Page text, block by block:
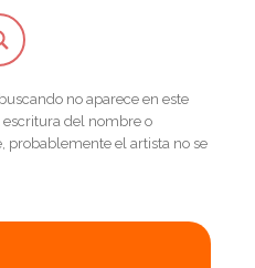
no aparece en este
del nombre o
probablemente el artista no se